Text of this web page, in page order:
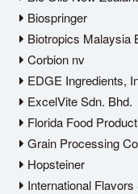
Biospringer
Biotropics Malaysia
Corbion nv
EDGE Ingredients,
ExcelVite Sdn. Bhd.
Florida Food
Grain Processing
Hopsteiner
International